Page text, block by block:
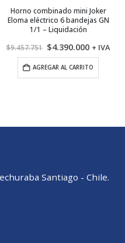
Horno combinado mini Joker
Eloma eléctrico 6 bandejas GN
1/1 – Liquidación
$9.457.751 El
precio
original
era:
$9.457.751.
$4.390.000El
precio
actual
es:
+ IVA
AGREGAR AL CARRITO
Santiago - Chile.